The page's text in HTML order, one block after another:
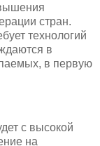
стран.
технологий
в
в первую
с высокой
на